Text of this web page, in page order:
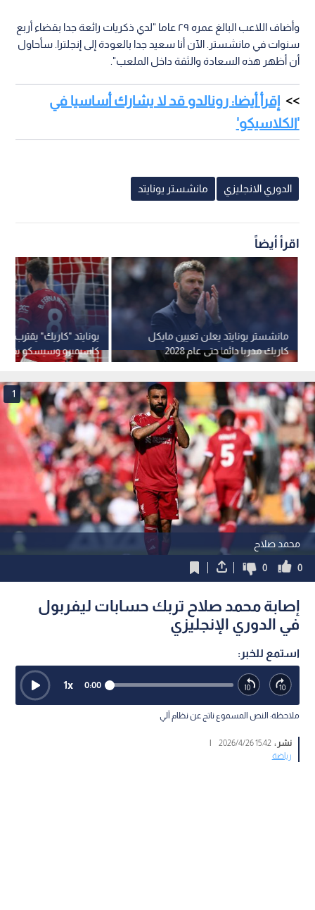
وأضاف اللاعب البالغ عمره ٢٩ عاما "لدي ذكريات رائعة جدا بقضاء أربع
سنوات في مانشستر. الآن أنا سعيد جدا بالعودة إلى إنجلترا. سأحاول
أن أظهر هذه السعادة والثقة داخل الملعب".
إقرأ أيضا: رونالدو قد لا يشارك أساسيا في
'الكلاسيكو'
الدوري الانجليزي مانشستر يونايتد
اقرأ أيضاً
يونايتد "كاريك" يقترب
كاسيميرو وسيسكو
الشياطين لإسقاط
مانشستر يونايتد يعلن تعيين مايكل
كاريك مدربا دائما حتى عام 2028
محمد صلاح
1
0
0
إصابة محمد صلاح تربك حسابات ليفربول
في الدوري الإنجليزي
استمع للخبر:
0:00
1x
ملاحظة: النص المسموع ناتج عن نظام آلي
نشر :15:42 2026/4/26
|
رياضة